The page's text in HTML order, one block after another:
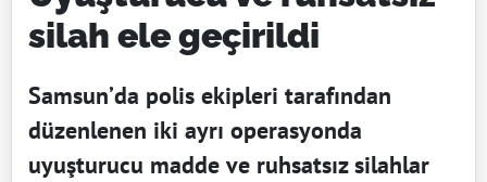
silah ele geçirildi
Samsun’da polis ekipleri tarafından
düzenlenen iki ayrı operasyonda
uyuşturucu madde ve ruhsatsız silahlar